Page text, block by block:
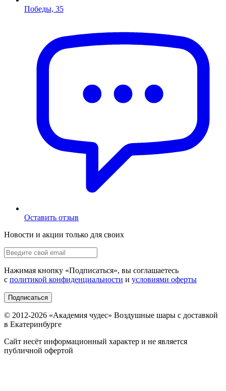
Победы, 35
Оставить отзыв
Новости и акции только для своих
Нажимая кнопку «Подписаться», вы соглашаетесь
с политикой конфиденциальности и условиями оферты
Подписаться
© 2012-2026 «Академия чудес» Воздушные шары с доставкой
в Екатеринбурге
Сайт несёт информационный характер и не является
публичной офертой